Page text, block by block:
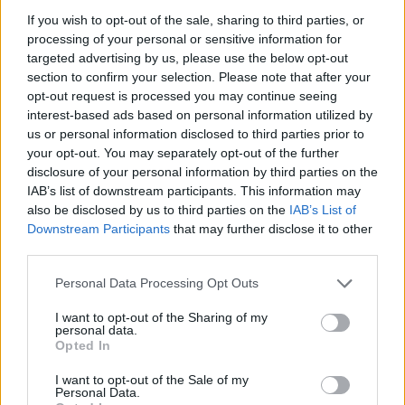
If you wish to opt-out of the sale, sharing to third parties, or
processing of your personal or sensitive information for
targeted advertising by us, please use the below opt-out
section to confirm your selection. Please note that after your
opt-out request is processed you may continue seeing
interest-based ads based on personal information utilized by
us or personal information disclosed to third parties prior to
your opt-out. You may separately opt-out of the further
disclosure of your personal information by third parties on the
IAB’s list of downstream participants. This information may
also be disclosed by us to third parties on the IAB’s List of
Downstream Participants that may further disclose it to other
Personal Data Processing Opt Outs
I want to opt-out of the Sharing of my
personal data.
Opted In
I want to opt-out of the Sale of my
Personal Data.
ΣΤΗΝ ΙΔΙΑ ΚΑΤΗΓΟΡΙΑ
Σοκαριστικό βίντεο: Η στιγμή